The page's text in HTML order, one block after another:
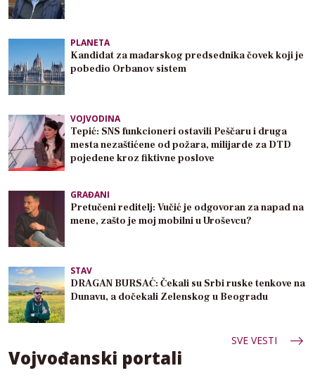
PLANETA
Kandidat za mađarskog predsednika čovek koji je
pobedio Orbanov sistem
VOJVODINA
Tepić: SNS funkcioneri ostavili Peščaru i druga
mesta nezaštićene od požara, milijarde za DTD
pojedene kroz fiktivne poslove
GRAĐANI
Pretučeni reditelj: Vučić je odgovoran za napad na
mene, zašto je moj mobilni u Uroševcu?
STAV
DRAGAN BURSAĆ: Čekali su Srbi ruske tenkove na
Dunavu, a dočekali Zelenskog u Beogradu
SVE VESTI
Vojvođanski portali